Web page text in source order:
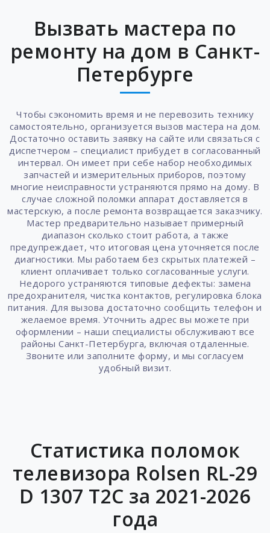
Вызвать мастера по
ремонту на дом в Санкт-
Петербурге
Чтобы сэкономить время и не перевозить технику
самостоятельно, организуется вызов мастера на дом.
Достаточно оставить заявку на сайте или связаться с
диспетчером – специалист прибудет в согласованный
интервал. Он имеет при себе набор необходимых
запчастей и измерительных приборов, поэтому
многие неисправности устраняются прямо на дому. В
случае сложной поломки аппарат доставляется в
мастерскую, а после ремонта возвращается заказчику.
Мастер предварительно называет примерный
диапазон сколько стоит работа, а также
предупреждает, что итоговая цена уточняется после
диагностики. Мы работаем без скрытых платежей –
клиент оплачивает только согласованные услуги.
Недорого устраняются типовые дефекты: замена
предохранителя, чистка контактов, регулировка блока
питания. Для вызова достаточно сообщить телефон и
желаемое время. Уточнить адрес вы можете при
оформлении – наши специалисты обслуживают все
районы Санкт-Петербурга, включая отдаленные.
Звоните или заполните форму, и мы согласуем
удобный визит.
Статистика поломок
телевизора Rolsen RL-29
D 1307 T2C за 2021-2026
года